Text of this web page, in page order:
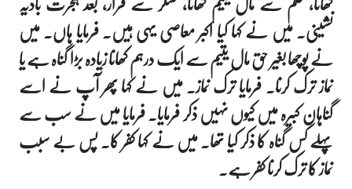
نشینی۔ میں نے کہا کیا اکبر معاصی یہی ہیں۔ فرمایا ہاں۔ میں
نے پوچھا بغیر حق مال یتیم سے ایک درہم کھانا زیادہ بڑا گناہ ہے یا
نماز ترک کرنا۔ فرمایا ترک نماز۔ میں نے کہا پھر آپ نے اسے
گناہان کبیرہ میں کیوں نہیں ذکر فرمایا۔ فرمایا میں نے سب سے
پہلے کس گناہ کا ذکر کیا تھا۔ میں نے کہا کفر کا۔ پس بے سبب
نماز کا ترک کرنا کفر ہے۔